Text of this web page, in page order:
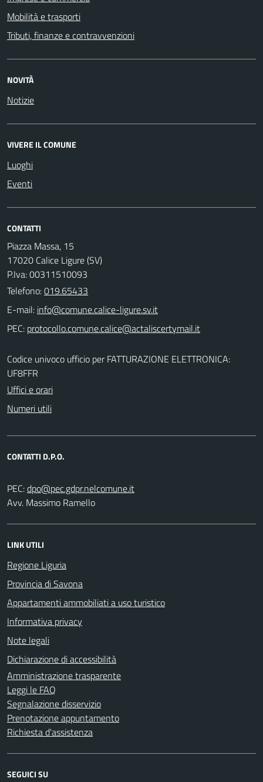
Mobilità e trasporti
Tributi, finanze e contravvenzioni
NOVITÀ
Notizie
VIVERE IL COMUNE
Luoghi
Eventi
CONTATTI
Piazza Massa, 15
17020 Calice Ligure (SV)
P.Iva: 00311510093
Telefono:019.65433
E-mail:
PEC:
Codice univoco ufficio per FATTURAZIONE ELETTRONICA:
UF8FFR
Uffici e orari
Numeri utili
CONTATTI D.P.O.
PEC:
Avv. Massimo Ramello
LINK UTILI
Regione Liguria
Provincia di Savona
Appartamenti ammobiliati a uso turistico
Informativa privacy
Note legali
Dichiarazione di accessibilità
Amministrazione trasparente
Leggi le FAQ
Segnalazione disservizio
Prenotazione appuntamento
Richiesta d'assistenza
SEGUICI SU